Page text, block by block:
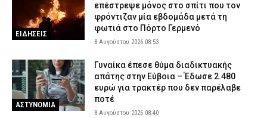
ΕΙΔΗΣΕΙΣ
επέστρεψε μόνος στο σπίτι που τον
φρόντιζαν μία εβδομάδα μετά τη
φωτιά στο Πόρτο Γερμενό
8 Αυγούστου 2026 08:53
ΑΣΤΥΝΟΜΙΑ
Γυναίκα έπεσε θύμα διαδικτυακής
απάτης στην Εύβοια – Έδωσε 2.480
ευρώ για τρακτέρ που δεν παρέλαβε
ποτέ
8 Αυγούστου 2026 08:40